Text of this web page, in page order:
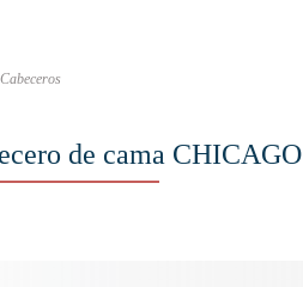
Cabeceros
de cama CHICAGO